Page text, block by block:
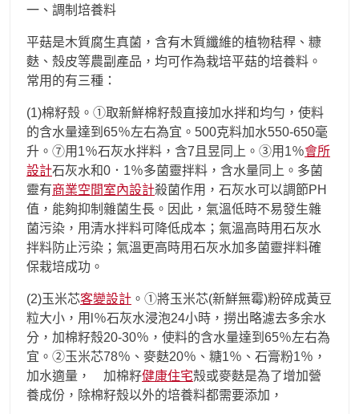
一、調制培養料
平菇是木質腐生真菌，含有木質纖維的植物秸稈、糠
麩、殼皮等農副產品，均可作為栽培平菇的培養料。
常用的有三種：
(1)棉籽殼。①取新鮮棉籽殼直接加水拌和均勻，使料
的含水量達到65％左右為宜。500克料加水550-650毫
升。⑦用1％石灰水拌料，含7且昱同上。③用1％會所
設計石灰水和0．1％多菌靈拌料，含水量同上。多菌
靈有商業空間室內設計殺菌作用，石灰水可以調節PH
值，能夠抑制雜菌生長。因此，氣溫低時不易發生雜
菌污染，用清水拌料可降低成本；氣溫高時用石灰水
拌料防止污染；氣溫更高時用石灰水加多菌靈拌料確
保栽培成功。
(2)玉米芯客變設計 。①將玉米芯(新鮮無霉)粉碎成黃豆
粒大小，用l％石灰水浸泡24小時，撈出略濾去多余水
分，加棉籽殼20-30％，使料的含水量達到65％左右為
宜。②玉米芯78％、麥麩20％、糖1％、石膏粉1％，
加水適量， 加棉籽健康住宅殼或麥麩是為了增加營
養成份，除棉籽殼以外的培養料都需要添加，